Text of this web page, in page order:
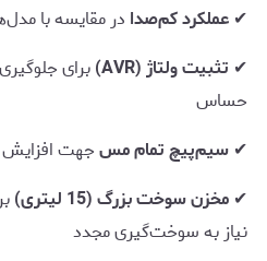
✔ عملکرد کم‌صدا در مقایسه با
✔ تثبیت ولتاژ (AVR)
برای
حساس
✔ سیم‌پیچ تمام مسجهت افزایش
✔ مخزن سوخت بزرگ (15 لیتری)
نیاز به سوخت‌گیری مجدد